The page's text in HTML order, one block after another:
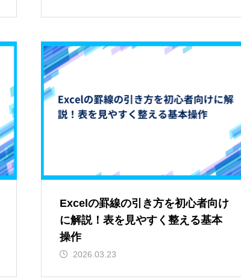
Excelの罫線の引き方を初心者向け
に解説！表を見やすく整える基本
操作
2026.03.23